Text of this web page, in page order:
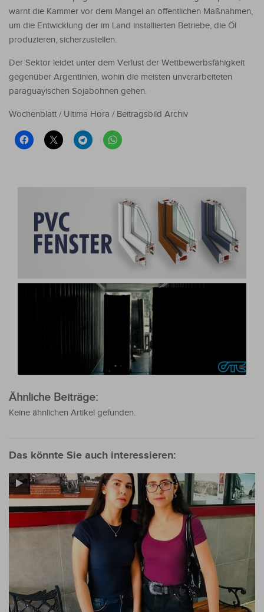
warnt die Kammer vor dem Mangel an öffentlichen Maßnahmen,
um die Entwicklung der im Land installierten Betriebe, die Öl
produzieren, sicherzustellen.
Der Sektor leidet unter dem Verlust der Wettbewerbsfähigkeit
gegenüber Argentinien, wohin die meisten unverarbeiteten
paraguayischen Sojabohnen gehen.
Wochenblatt / Ultima Hora / Beitragsbild Archiv
Ähnliche Beiträge:
Keine ähnlichen Artikel gefunden.
Das könnte Sie auch interessieren: